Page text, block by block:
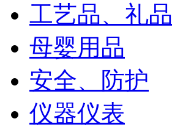
工艺品、礼品
母婴用品
安全、防护
仪器仪表